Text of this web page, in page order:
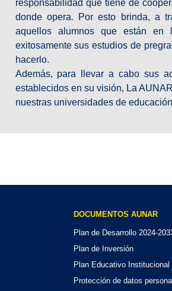
responsabilidad que tiene de
donde opera. Por esto brinda, a
aquellos alumnos que están en
exitosamente sus estudios de
hacerlo.
Además, para llevar a cabo sus
establecidos en su visión, La
nuestras universidades de
DOCUMENTOS AUNAR
Plan de Desarrollo 2024-
Plan de Inversión
Plan Educativo Institucional
Protección de datos